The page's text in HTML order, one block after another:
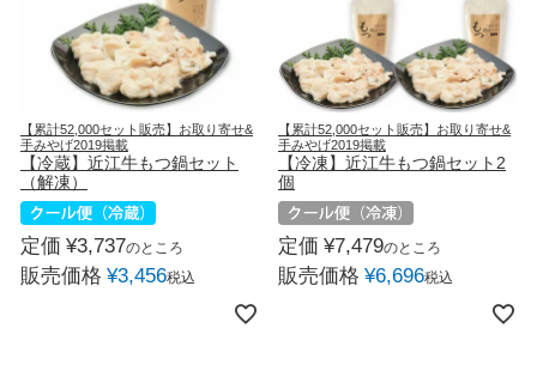
【累計52,000セット販売】お取り寄せ&
手みやげ2019掲載
【冷蔵】近江牛もつ鍋セット
（解凍）
定価 ¥3,737のところ
販売価格 ¥3,456税込
【累計52,000セット販売】お取り寄せ&
手みやげ2019掲載
【冷凍】近江牛もつ鍋セット2
個
定価 ¥7,479のところ
販売価格 ¥6,696税込